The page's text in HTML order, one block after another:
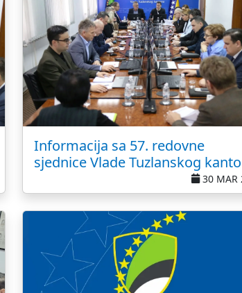
Informacija sa 57. redovne
sjednice Vlade Tuzlanskog
30 MAR